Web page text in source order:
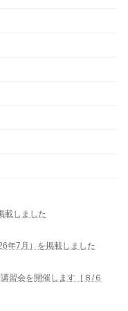
載しました
年7月）を掲載しました
習会を開催します［８/６